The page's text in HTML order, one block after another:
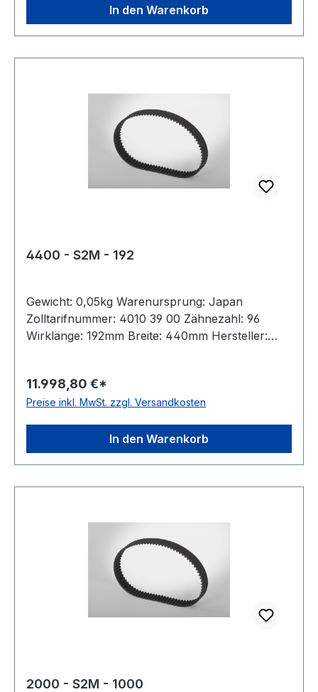
In den Warenkorb
4400 - S2M - 192
Gewicht: 0,05kg Warenursprung: Japan
Zolltarifnummer: 4010 39 00 Zähnezahl: 96
Wirklänge: 192mm Breite: 440mm Hersteller:
Anfrage antistatisch: ja Hinweis: Listenpreis =
Nettopreis
11.998,80 €*
Preise inkl. MwSt. zzgl. Versandkosten
In den Warenkorb
2000 - S2M - 1000